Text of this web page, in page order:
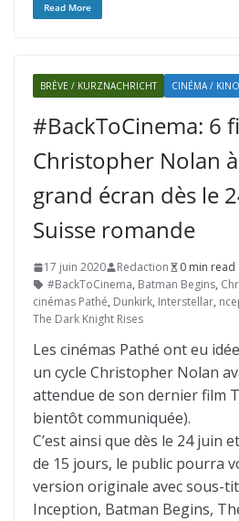
Read More
BRÈVE / KURZNACHRICHT CINÉMA / KINO
#BackToCinema: 6
Christopher Nolan
grand écran dès le
Suisse romande
17 juin 2020 Redaction
0 min read
#BackToCinema, Batman Begins,
cinémas Pathé, Dunkirk, Interstellar,
The Dark Knight Rises
Les cinémas Pathé ont eu
un cycle Christopher Nolan
attendue de son dernier film
bientôt communiquée).
C’est ainsi que dès le 24 juin
de 15 jours, le public pourra
version originale avec sous-
Inception, Batman Begins,